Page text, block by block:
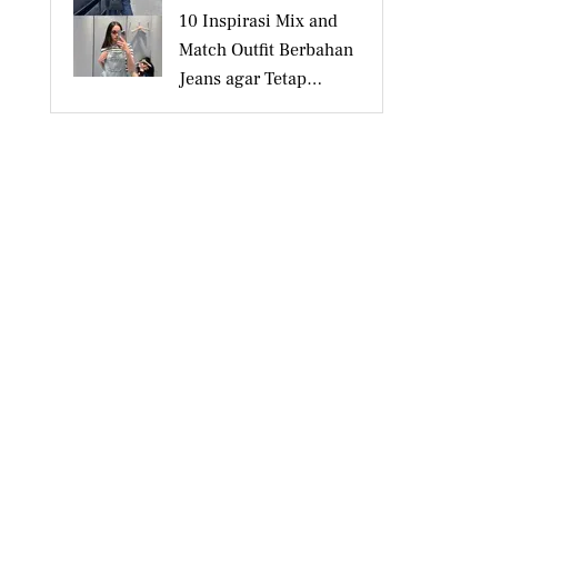
Kartini yang Edgy
10 Inspirasi Mix and
Match Outfit Berbahan
Jeans agar Tetap
Tampil Stylish